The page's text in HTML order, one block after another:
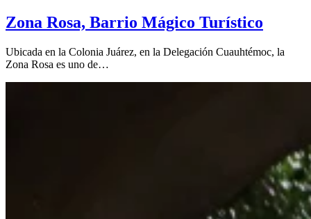
Zona Rosa, Barrio Mágico Turístico
Ubicada en la Colonia Juárez, en la Delegación Cuauhtémoc, la
Zona Rosa es uno de…